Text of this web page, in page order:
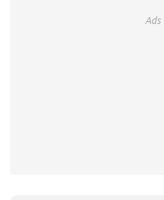
Ads